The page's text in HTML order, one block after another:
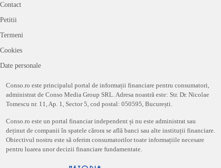
Contact
Petitii
Termeni
Cookies
Date personale
Conso.ro este principalul portal de informații financiare pentru consumatori,
administrat de Conso Media Group SRL. Adresa noastră este: Str. Dr. Nicolae
Tomescu nr. 11, Ap. 1, Sector 5, cod postal: 050595, București.
Conso.ro este un portal financiar independent și nu este administrat sau
deținut de companii în spatele cărora se află banci sau alte instituții financiare.
Obiectivul nostru este să oferim consumatorilor toate informațiile necesare
pentru luarea unor decizii financiare fundamentate.